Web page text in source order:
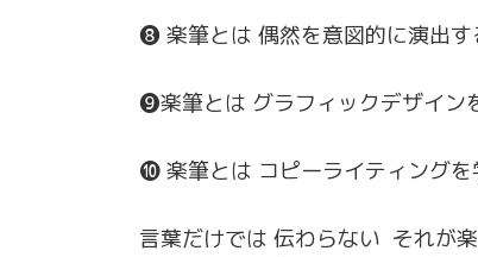
❽ 楽筆とは 偶然を意図的に演出す
❾楽筆とは グラフィックデザイン
➓ 楽筆とは コピーライティングを
言葉だけでは 伝わらない それが